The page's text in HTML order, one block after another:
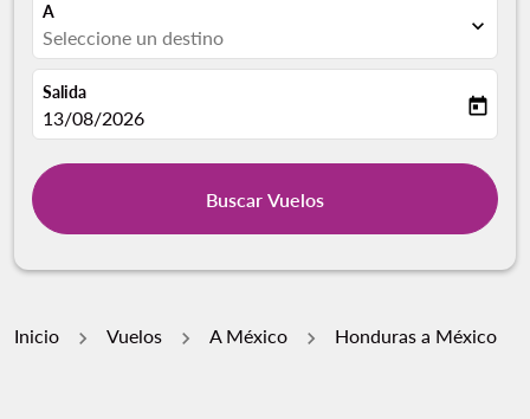
A
Seleccione un destino expand_more
Salida
fc-booking-departure-date-aria-label
13/08/2026 today
Buscar Vuelos
Inicio Vuelos A México Honduras a México